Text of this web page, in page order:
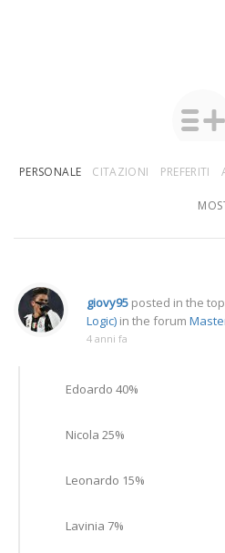
PERSONALE CITAZIONI PREFERITI
giovy95 posted in the
Logic) in the forum
4 anni fa
Edoardo 40%
Nicola 25%
Leonardo 15%
Lavinia 7%